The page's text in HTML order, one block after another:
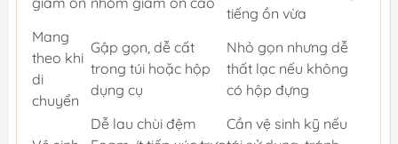
tiếng ồn vừa
Mang
theo khi
di
chuyển
Gập gọn, dễ cất
trong túi hoặc hộp
dụng cụ
Nhỏ gọn nhưng dễ
thất lạc nếu không
có hộp đựng
Dễ lau chùi đệm
Cần vệ sinh kỹ nếu